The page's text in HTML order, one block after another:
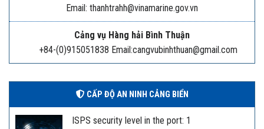
Email: thanhtrahh@vinamarine.gov.vn
Cảng vụ Hàng hải Bình Thuận
+84-(0)915051838 Email:cangvubinhthuan@gmail.com
CẤP ĐỘ AN NINH CẢNG BIỂN
ISPS security level in the port: 1